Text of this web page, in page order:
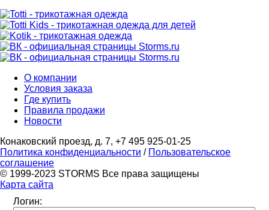
О компании
Условия заказа
Где купить
Правила продажи
Новости
Конаковский проезд, д. 7, +7 495 925-01-25
Политика конфиденциальности / Пользовательское
соглашение
© 1999-2023 STORMS Все права защищены
Карта сайта
Логин: